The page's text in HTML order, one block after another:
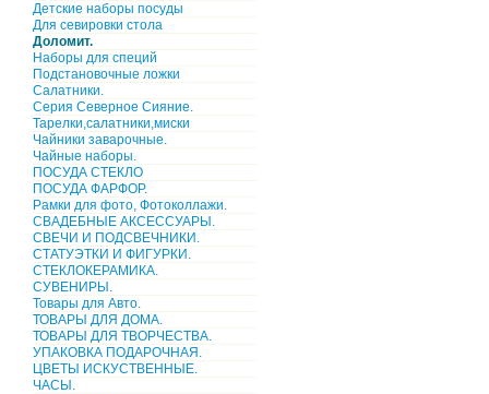
Детские наборы посуды
Для севировки стола
Доломит.
Наборы для специй
Подстановочные ложки
Салатники.
Серия Северное Сияние.
Тарелки,салатники,миски
Чайники заварочные.
Чайные наборы.
ПОСУДА СТЕКЛО
ПОСУДА ФАРФОР.
Рамки для фото, Фотоколлажи.
СВАДЕБНЫЕ АКСЕССУАРЫ.
СВЕЧИ И ПОДСВЕЧНИКИ.
СТАТУЭТКИ И ФИГУРКИ.
СТЕКЛОКЕРАМИКА.
СУВЕНИРЫ.
Товары для Авто.
ТОВАРЫ ДЛЯ ДОМА.
ТОВАРЫ ДЛЯ ТВОРЧЕСТВА.
УПАКОВКА ПОДАРОЧНАЯ.
ЦВЕТЫ ИСКУСТВЕННЫЕ.
ЧАСЫ.